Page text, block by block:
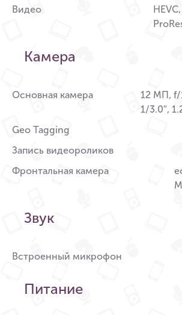
Видео
Камера
Основная камера
12 МП, f/
1/3.0″,
Geo Tagging
Запись видеороликов
Фронтальная камера
Звук
Встроенный микрофон
Питание